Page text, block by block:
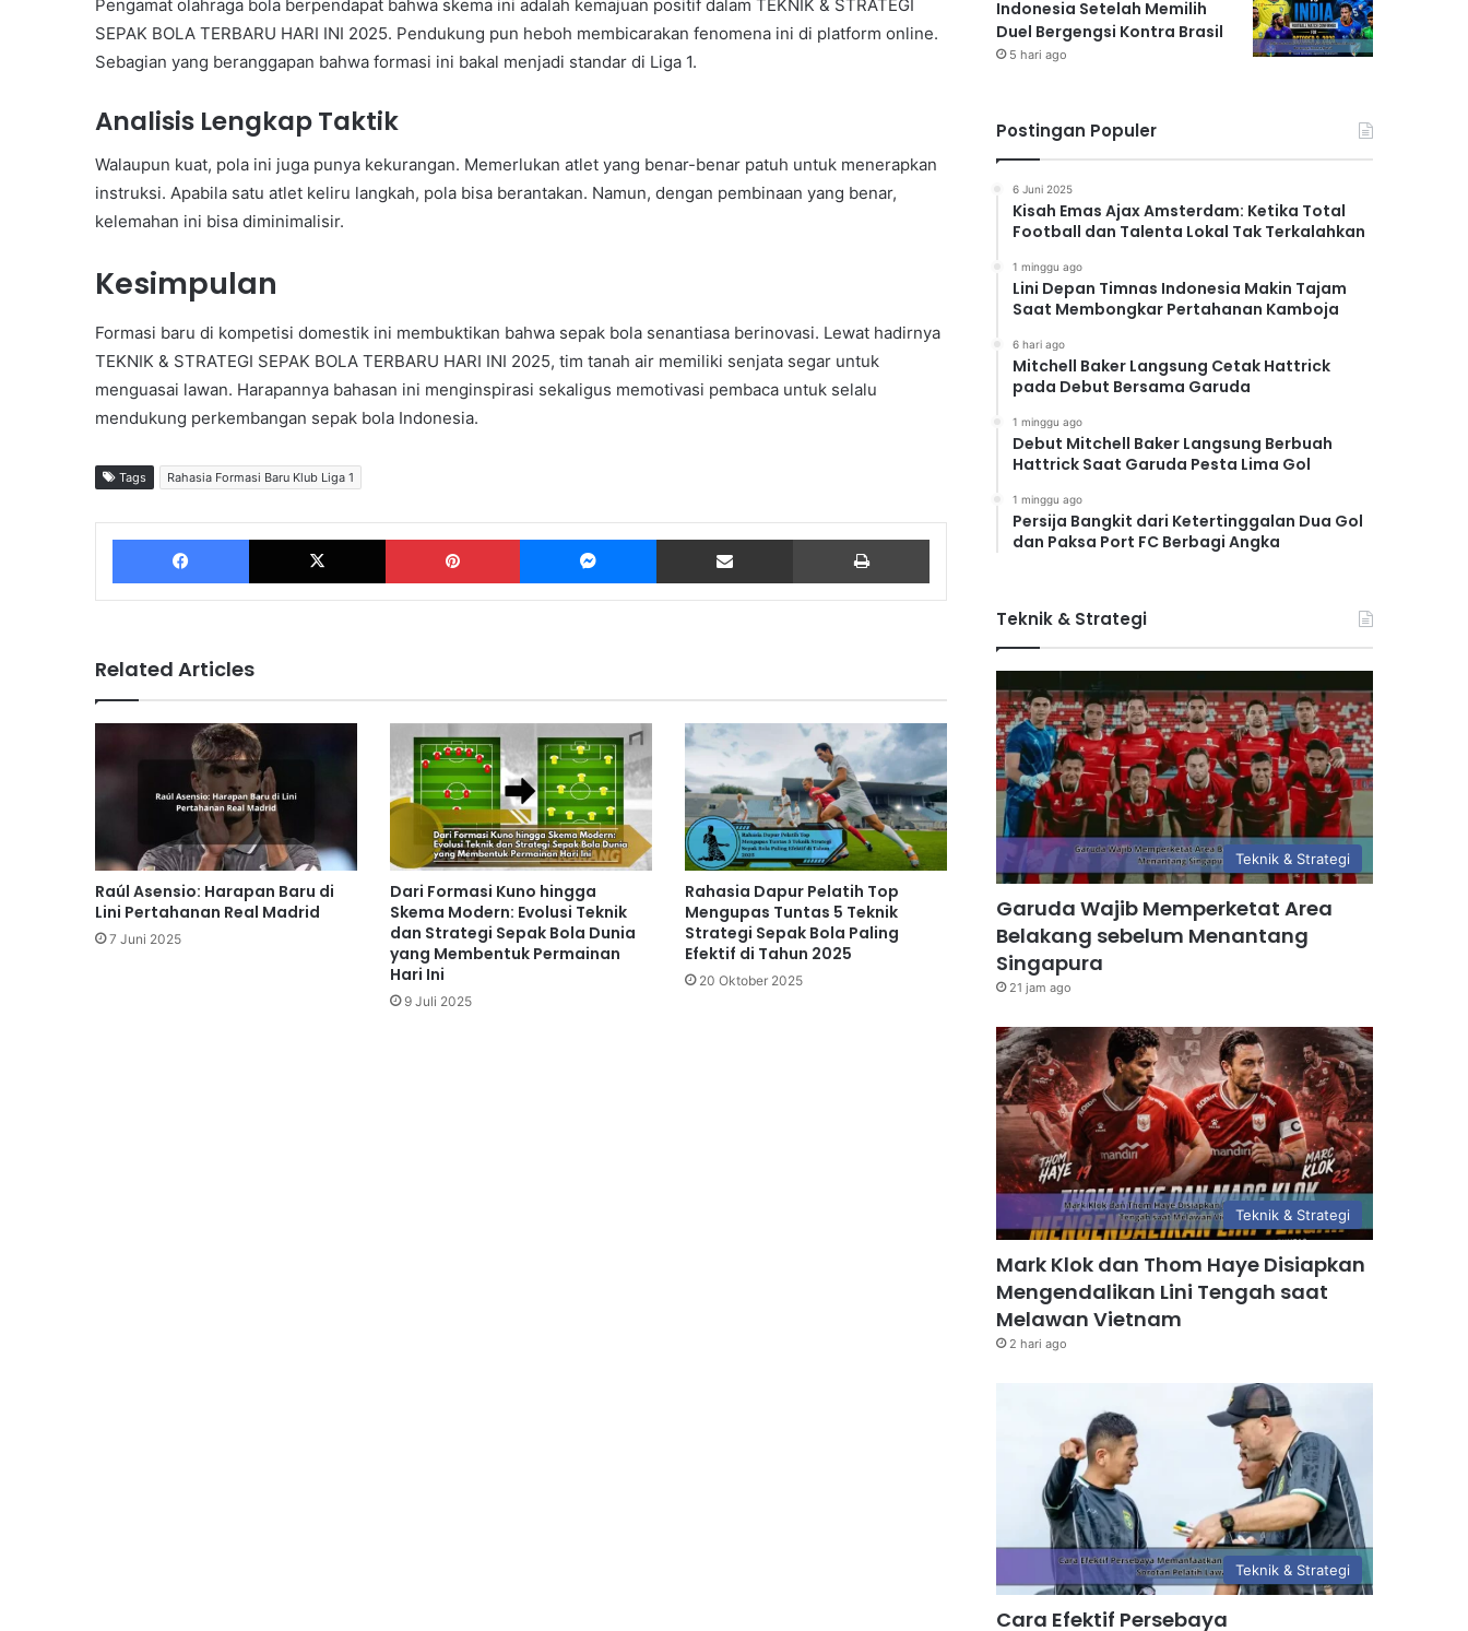
Pengamat olahraga bola berpendapat bahwa skema ini adalah kemajuan positif dalam TEKNIK & STRATEGI
SEPAK BOLA TERBARU HARI INI 2025. Pendukung pun heboh membicarakan fenomena ini di platform online.
Sebagian yang beranggapan bahwa formasi ini bakal menjadi standar di Liga 1.
Analisis Lengkap Taktik
Walaupun kuat, pola ini juga punya kekurangan. Memerlukan atlet yang benar-benar patuh untuk menerapkan
instruksi. Apabila satu atlet keliru langkah, pola bisa berantakan. Namun, dengan pembinaan yang benar,
kelemahan ini bisa diminimalisir.
Kesimpulan
Formasi baru di kompetisi domestik ini membuktikan bahwa sepak bola senantiasa berinovasi. Lewat hadirnya
TEKNIK & STRATEGI SEPAK BOLA TERBARU HARI INI 2025, tim tanah air memiliki senjata segar untuk
menguasai lawan. Harapannya bahasan ini menginspirasi sekaligus memotivasi pembaca untuk selalu
mendukung perkembangan sepak bola Indonesia.
Tags Rahasia Formasi Baru Klub Liga 1
Facebook X Pinterest Messenger Share via Email
Related Articles
Raúl Asensio: Harapan Baru di
Lini Pertahanan Real Madrid
7 Juni 2025
Dari Formasi Kuno hingga
Skema Modern: Evolusi Teknik
dan Strategi Sepak Bola Dunia
yang Membentuk Permainan
Hari Ini
9 Juli 2025
Rahasia Dapur Pelatih Top
Mengupas Tuntas 5 Teknik
Strategi Sepak Bola Paling
Efektif di Tahun 2025
20 Oktober 2025
Indonesia Setelah Memilih
Duel Bergengsi Kontra Brasil
5 hari ago
Postingan Populer
6 Juni 2025
Kisah Emas Ajax Amsterdam: Ketika Total
Football dan Talenta Lokal Tak Terkalahkan
1 minggu ago
Lini Depan Timnas Indonesia Makin Tajam
Saat Membongkar Pertahanan Kamboja
6 hari ago
Mitchell Baker Langsung Cetak Hattrick
pada Debut Bersama Garuda
1 minggu ago
Debut Mitchell Baker Langsung Berbuah
Hattrick Saat Garuda Pesta Lima Gol
1 minggu ago
Persija Bangkit dari Ketertinggalan Dua Gol
dan Paksa Port FC Berbagi Angka
Teknik & Strategi
Teknik & Strategi
Garuda Wajib Memperketat Area
Belakang sebelum Menantang
Singapura
21 jam ago
Teknik & Strategi
Mark Klok dan Thom Haye Disiapkan
Mengendalikan Lini Tengah saat
Melawan Vietnam
2 hari ago
Teknik & Strategi
Cara Efektif Persebaya